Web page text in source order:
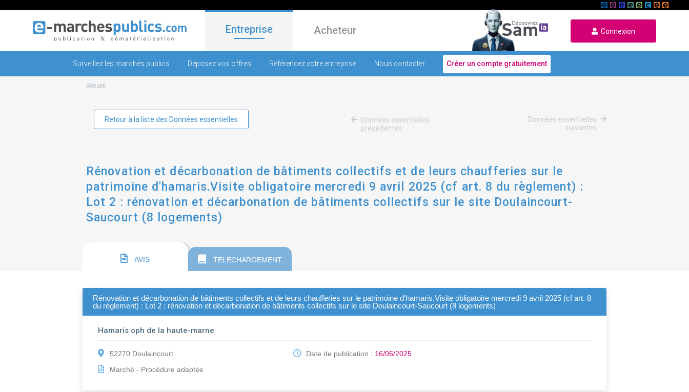
Entreprise Acheteur Connexion
Surveillez les marchés publics Déposez vos offres Référencez votre entreprise Nous contacter Créer un compte gratuitement
Accueil
Retour à la liste des Données essentielles
Données essentielles
précédentes
Données essentielles
suivantes
Rénovation et décarbonation de bâtiments collectifs et de leurs chaufferies sur le
patrimoine d'hamaris.Visite obligatoire mercredi 9 avril 2025 (cf art. 8 du règlement) :
Lot 2 : rénovation et décarbonation de bâtiments collectifs sur le site Doulaincourt-
Saucourt (8 logements)
AVIS TELECHARGEMENT
Rénovation et décarbonation de bâtiments collectifs et de leurs chaufferies sur le patrimoine d'hamaris.Visite obligatoire mercredi 9 avril 2025 (cf art. 8
du règlement) : Lot 2 : rénovation et décarbonation de bâtiments collectifs sur le site Doulaincourt-Saucourt (8 logements)
Hamaris oph de la haute-marne
52270 Doulaincourt
Marché - Procédure adaptée
Date de publication : 16/06/2025